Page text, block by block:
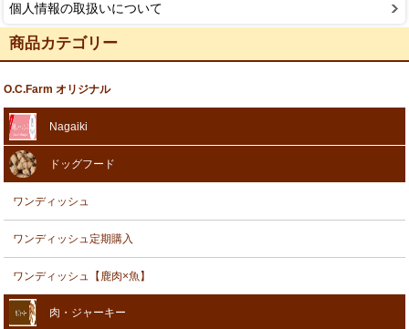
個人情報の取扱いについて
商品カテゴリー
O.C.Farm オリジナル
Nagaiki
ドッグフード
ワンディッシュ
ワンディッシュ定期購入
ワンディッシュ【鹿肉×魚】
肉・ジャーキー